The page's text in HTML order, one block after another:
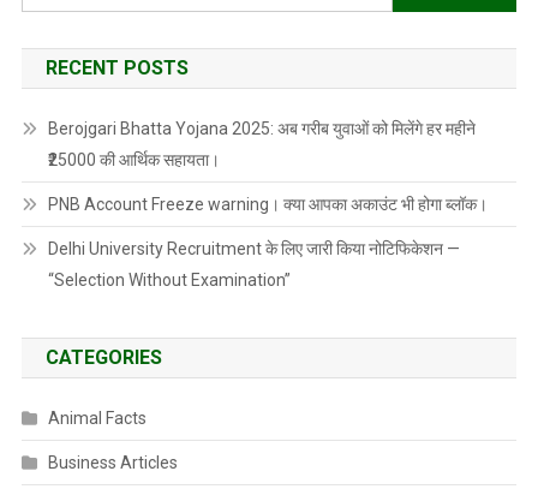
for:
RECENT POSTS
Berojgari Bhatta Yojana 2025: अब गरीब युवाओं को मिलेंगे हर महीने
₹25000 की आर्थिक सहायता।
PNB Account Freeze warning। क्या आपका अकाउंट भी होगा ब्लॉक।
Delhi University Recruitment के लिए जारी किया नोटिफिकेशन —
“Selection Without Examination”
CATEGORIES
Animal Facts
Business Articles